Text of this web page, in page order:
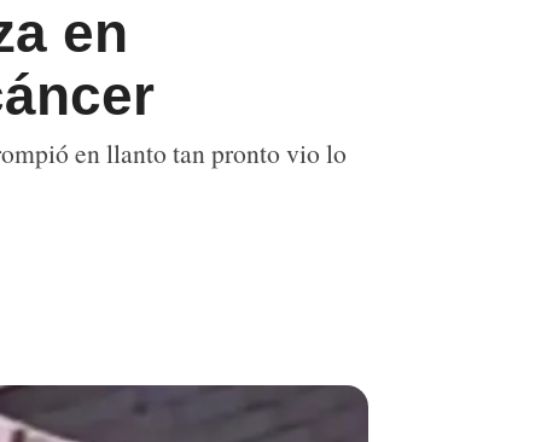
en
en llanto tan pronto vio lo